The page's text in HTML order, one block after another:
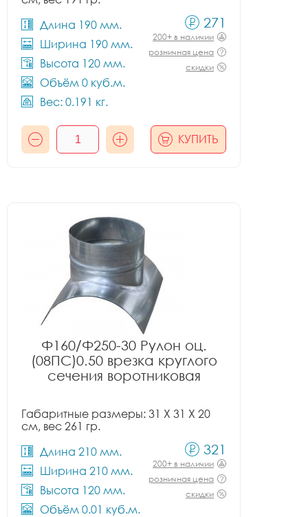
Длина 190 мм.
Ширина 190 мм.
Высота 120 мм.
Объём 0 куб.м.
Вес: 0.191 кг.
271
200+ в наличии
розничная цена
скидки
КУПИТЬ
Ф160/Ф250-30 Рулон оц.
(08ПС)0.50 врезка круглого
сечения воротниковая
Габаритные размеры: 31 X 31 X 20
см, вес 261 гр.
Длина 210 мм.
Ширина 210 мм.
Высота 120 мм.
Объём 0.01 куб.м.
321
200+ в наличии
розничная цена
скидки